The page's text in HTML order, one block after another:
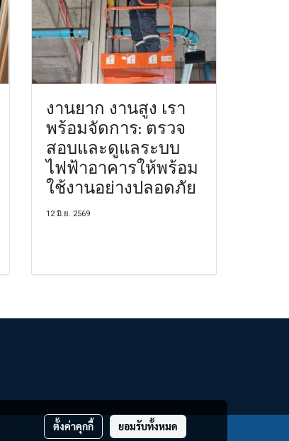
งานยาก งานสูง เรา
พร้อมจัดการ: ตรวจ
สอบและดูแลระบบ
ไฟฟ้าอาคารให้พร้อม
ใช้งานอย่างปลอดภัย
12 มิ.ย. 2569
ตั้งค่าคุกกี้ ยอมรับทั้งหมด